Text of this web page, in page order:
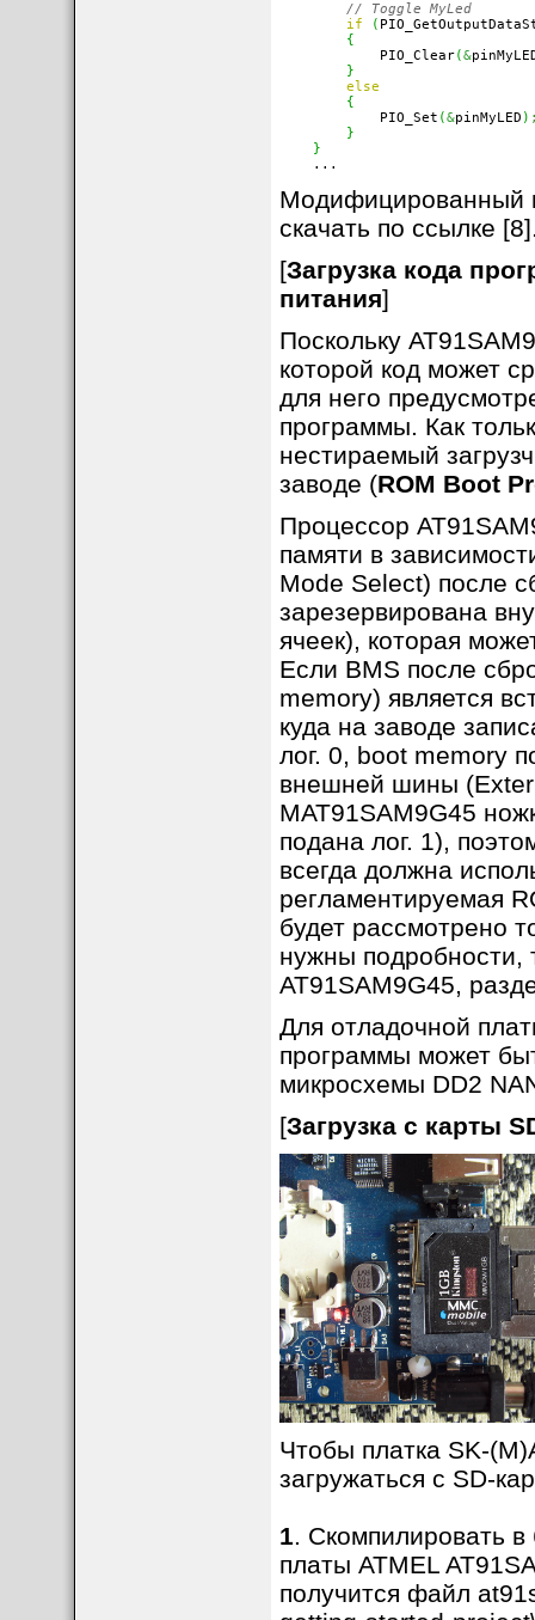
// Toggle MyLed
if
(
{
            PIO_Clear
(&
}
else
{
            PIO_Set
(&pinMyLED )
}
}
    ...
Модифицированный
скачать по ссылке
[Загрузка кода
питания]
Поскольку
которой код может
для него
программы. Как
нестираемый
заводе (ROM Boot
Процессор
памяти в
Mode Select) после
зарезервирована
ячеек), которая
Если BMS после
memory) является
куда на заводе
лог. 0, boot memory
внешней шины
MAT91SAM9G45
подана лог. 1),
всегда должна
регламентируемая
будет рассмотрено
нужны подробности,
AT91SAM9G45,
Для отладочной
программы может
микросхемы DD2
[Загрузка с карты
Чтобы платка SK-
загружаться с SD-
1. Скомпилировать
платы ATMEL
получится файл